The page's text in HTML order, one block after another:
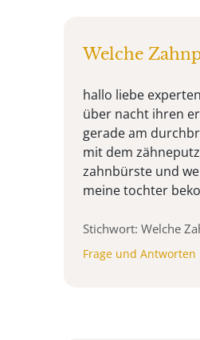
Welche
hallo liebe
über nacht ihren
gerade am
mit dem
zahnbürste und
meine tochter
Stichwort: Welche
Frage und Antworten